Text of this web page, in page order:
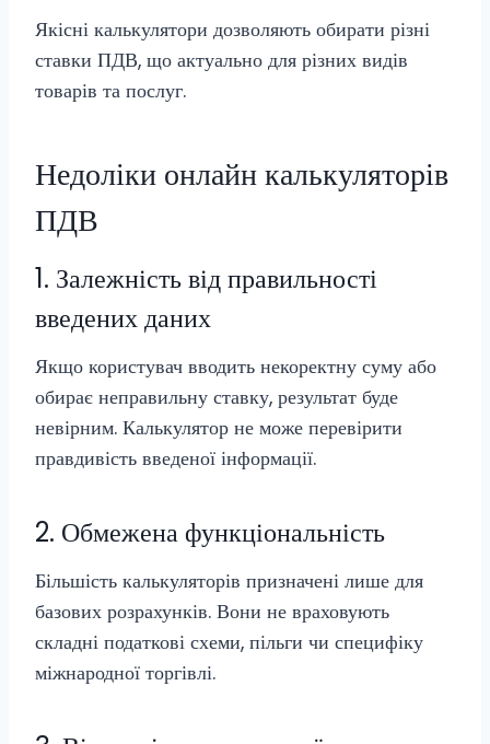
Якісні калькулятори дозволяють обирати різні
ставки ПДВ, що актуально для різних видів
товарів та послуг.
Недоліки онлайн калькуляторів
ПДВ
1. Залежність від правильності
введених даних
Якщо користувач вводить некоректну суму або
обирає неправильну ставку, результат буде
невірним. Калькулятор не може перевірити
правдивість введеної інформації.
2. Обмежена функціональність
Більшість калькуляторів призначені лише для
базових розрахунків. Вони не враховують
складні податкові схеми, пільги чи специфіку
міжнародної торгівлі.